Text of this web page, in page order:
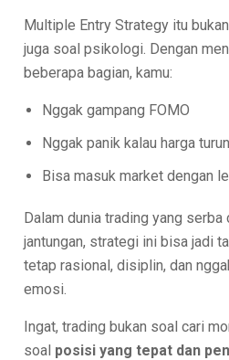
Multiple Entry Strategy itu
juga soal psikologi. Dengan
beberapa bagian, kamu:
Nggak gampang FOMO
Nggak panik kalau harga turun
Bisa masuk market dengan
Dalam dunia trading yang
jantungan, strategi ini bisa jadi
tetap rasional, disiplin, dan
emosi.
Ingat, trading bukan soal cari
soal posisi yang tepat dan